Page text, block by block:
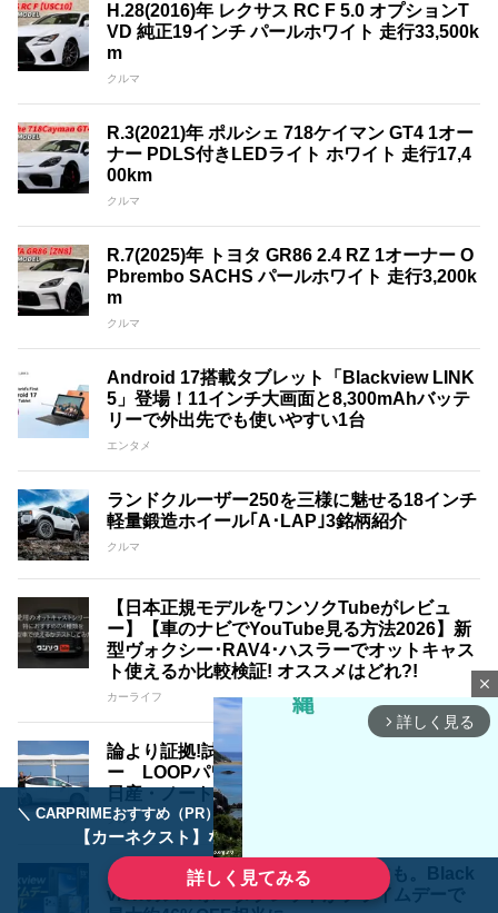
＼ CARPRIMEおすすめ（PR） ／ディーラーで手放すのはもったいない！
【カーネクスト】ならどんなクルマも高価買取
詳しく見てみる
H.28(2016)年 レクサス RC F 5.0 オプションT
VD 純正19インチ パールホワイト 走行33,500k
m
クルマ
R.3(2021)年 ポルシェ 718ケイマン GT4 1オー
ナー PDLS付きLEDライト ホワイト 走行17,4
00km
クルマ
R.7(2025)年 トヨタ GR86 2.4 RZ 1オーナー O
Pbrembo SACHS パールホワイト 走行3,200k
m
クルマ
Android 17搭載タブレット「Blackview LINK
5」登場！11インチ大画面と8,300mAhバッテ
リーで外出先でも使いやすい1台
エンタメ
ランドクルーザー250を三様に魅せる18インチ
軽量鍛造ホイール｢A･LAP｣3銘柄紹介
クルマ
【日本正規モデルをワンソクTubeがレビュ
ー】【車のナビでYouTube見る方法2026】新
型ヴォクシー･RAV4･ハスラーでオットキャス
ト使えるか比較検証! オススメはどれ?!
カーライフ
論より証拠!試して実感その効果!!シュアラスタ
ー LOOPパワーショット 『ザ・体感！！』
日産・ノート編
クルマ
ドライブ中の動画視聴やサブ端末にも。Black
viewのスマホ・タブレットがプライムデーで
close
arrow_forward_ios 詳しく見る